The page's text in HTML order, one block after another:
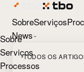
SobreServiços
News
TODOS OS
Sobre
Serviços
Processos